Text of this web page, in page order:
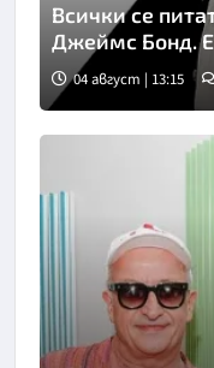
Всички се
Джеймс Бонд.
04 август | 13:15